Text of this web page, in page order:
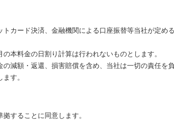
カード決済、金融機関による口座振替等当社が定め
本料金の日割り計算は行われないものとします。
減額・返還、損害賠償を含め、当社は一切の責任を
す。
することに同意します。